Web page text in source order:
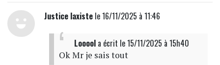
Justice laxistele 16/11/2025 à 11:46
Loooola écrit le 15/11/2025 à 15h40
Ok Mr je sais tout